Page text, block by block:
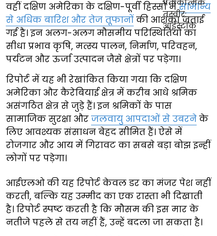
वहीं दक्षिण अमेरिका के दक्षिण-पूर्वी हिस्सों मेंसामान्य
से अधिक बारिश और तेज तूफानों की आशंका जताई
गई है। इन अलग-अलग मौसमीय परिस्थितियों का
सीधा प्रभाव कृषि, मत्स्य पालन, निर्माण, परिवहन,
पर्यटन और ऊर्जा उत्पादन जैसे क्षेत्रों पर पड़ेगा।
रिपोर्ट में यह भी रेखांकित किया गया कि दक्षिण
अमेरिका और कैरेबियाई क्षेत्र में करीब आधे श्रमिक
असंगठित क्षेत्र से जुड़े हैं। इन श्रमिकों के पास
सामाजिक सुरक्षा और जलवायु आपदाओं से उबरने के
लिए आवश्यक संसाधन बेहद सीमित हैं। ऐसे में
रोजगार और आय में गिरावट का सबसे बड़ा बोझ इन्हीं
लोगों पर पड़ेगा।
आईएलओ की यह रिपोर्ट केवल डर का मंजर पेश नहीं
करती, बल्कि यह उम्मीद का एक रास्ता भी दिखाती
है। रिपोर्ट स्पष्ट करती है कि मौसम की इस मार के
नतीजे पहले से तय नहीं हैं, उन्हें बदला जा सकता है।